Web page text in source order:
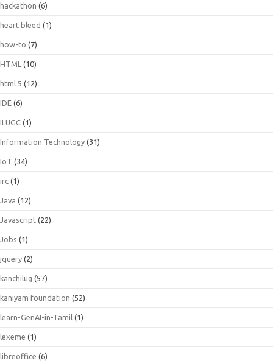
hackathon (6)
heart bleed (1)
how-to (7)
HTML (10)
html 5 (12)
IDE (6)
ILUGC (1)
Information Technology (31)
IoT (34)
irc (1)
Java (12)
Javascript (22)
Jobs (1)
jquery (2)
kanchilug (57)
kaniyam foundation (52)
learn-GenAI-in-Tamil (1)
lexeme (1)
libreoffice (6)